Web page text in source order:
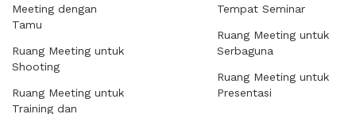
Meeting dengan
Tamu
Ruang Meeting untuk
Shooting
Ruang Meeting untuk
Training dan
Tempat Seminar
Ruang Meeting untuk
Serbaguna
Ruang Meeting untuk
Presentasi